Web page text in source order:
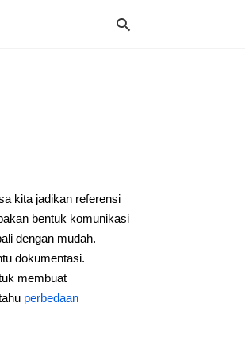
kita jadikan referensi
bentuk komunikasi
dengan mudah.
dokumentasi.
membuat
perbedaan